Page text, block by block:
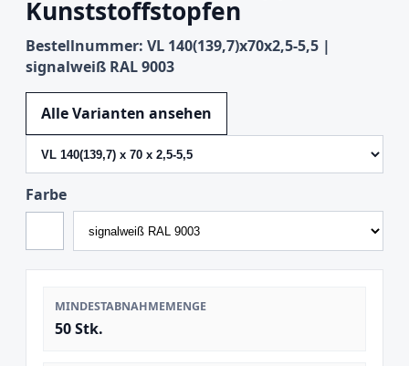
Kunststoffstopfen
Bestellnummer: VL 140(139,7)x70x2,5-5,5 |
signalweiß RAL 9003
Alle Varianten ansehen
Farbe
MINDESTABNAHMEMENGE
50 Stk.